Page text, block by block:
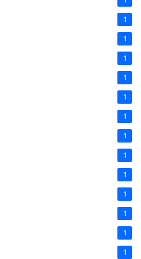
1
1
1
1
1
1
1
1
1
1
1
1
1